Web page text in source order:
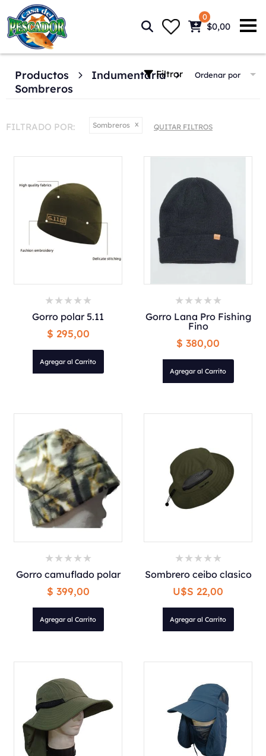
0
$0,00
Productos
Indumentaria
Sombreros
Filtrar Ordenar por
FILTRADO POR: Sombreros QUITAR FILTROS
Gorro polar 5.11
$ 295,00
Agregar al Carrito
Gorro Lana Pro Fishing
Fino
$ 380,00
Agregar al Carrito
Gorro camuflado polar
$ 399,00
Agregar al Carrito
Sombrero ceibo clasico
U$S 22,00
Agregar al Carrito